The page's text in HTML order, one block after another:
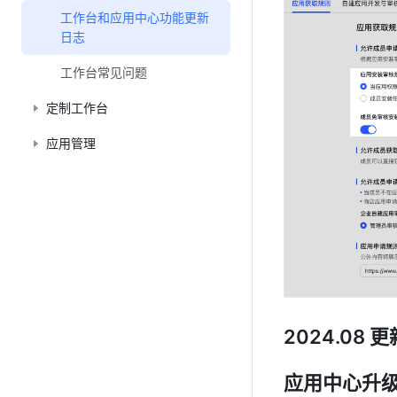
工作台和应用中心功能更新
日志
工作台常见问题
定制工作台
应用管理
2024.08 更
应用中心升